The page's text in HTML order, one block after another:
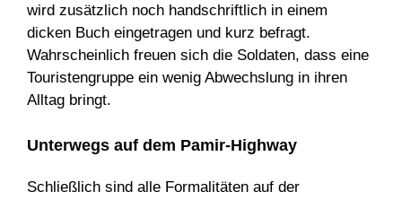
wird zusätzlich noch handschriftlich in einem
dicken Buch eingetragen und kurz befragt.
Wahrscheinlich freuen sich die Soldaten, dass eine
Touristengruppe ein wenig Abwechslung in ihren
Alltag bringt.
Unterwegs auf dem Pamir-Highway
Schließlich sind alle Formalitäten auf der